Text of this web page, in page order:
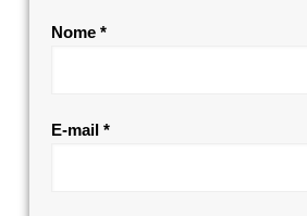
Nome *
E-mail *